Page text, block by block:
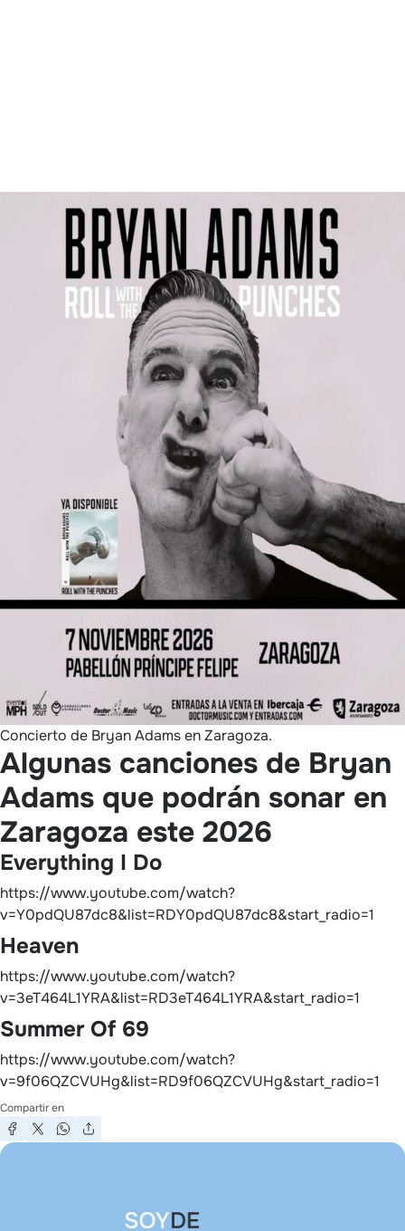
Concierto de Bryan Adams en Zaragoza.
Algunas canciones de Bryan
Adams que podrán sonar en
Zaragoza este 2026
Everything I Do
https://www.youtube.com/watch?
v=Y0pdQU87dc8&list=RDY0pdQU87dc8&start_radio=1
Heaven
https://www.youtube.com/watch?
v=3eT464L1YRA&list=RD3eT464L1YRA&start_radio=1
Summer Of 69
https://www.youtube.com/watch?
v=9f06QZCVUHg&list=RD9f06QZCVUHg&start_radio=1
Compartir en